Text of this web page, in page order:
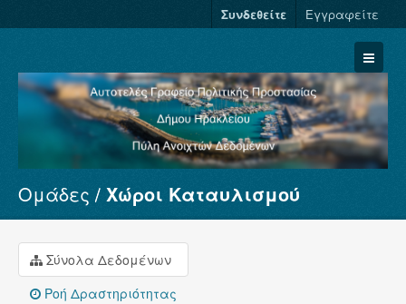
Συνδεθείτε Εγγραφείτε
Σύνολα Δεδομένων
Φορείς
Ομάδες
Σχετικά
Ομάδες Χώροι Καταυλισμού
Σύνολα Δεδομένων
Ροή Δραστηριότητας